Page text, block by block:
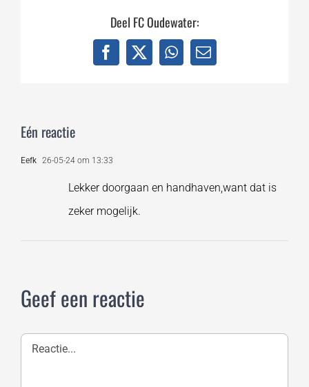
Deel FC Oudewater:
Facebook
X WhatsApp
E-
Eén reactie
Eefk 26-05-24 om 13:33
Lekker doorgaan en handhaven,want dat is
zeker mogelijk.
Geef een reactie
Reactie